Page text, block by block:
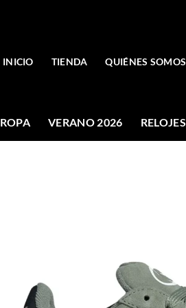
INICIO TIENDA QUIÉNES SOMOS
ROPA VERANO 2026 RELOJES